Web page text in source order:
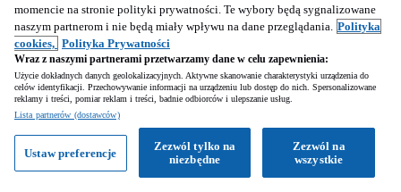
momencie na stronie polityki prywatności. Te wybory będą sygnalizowane
naszym partnerom i nie będą miały wpływu na dane przeglądania. Polityka
cookies, Polityka Prywatności
Wraz z naszymi partnerami przetwarzamy dane w celu zapewnienia:
Użycie dokładnych danych geolokalizacyjnych. Aktywne skanowanie charakterystyki urządzenia do
celów identyfikacji. Przechowywanie informacji na urządzeniu lub dostęp do nich. Spersonalizowane
reklamy i treści, pomiar reklam i treści, badnie odbiorców i ulepszanie usług.
Lista partnerów (dostawców)
Zezwól na
wszystkie
Zezwól tylko na
niezbędne
Ustaw preferencje